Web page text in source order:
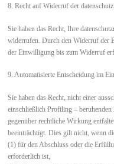
8. Recht auf Widerruf der
Sie haben das Recht, Ihre
widerrufen. Durch den Widerruf der
der Einwilligung bis zum Widerruf
9. Automatisierte Entscheidung im
Sie haben das Recht, nicht einer
einschließlich Profiling –
gegenüber rechtliche Wirkung
beeinträchtigt. Dies gilt nicht, wenn
(1) für den Abschluss oder die
erforderlich ist,